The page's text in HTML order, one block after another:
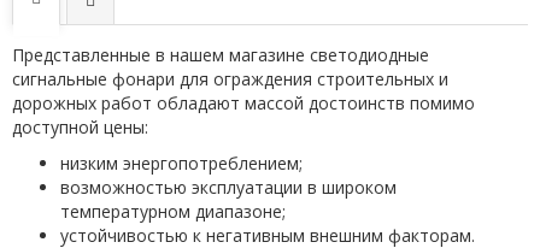
Представленные в нашем магазине светодиодные
сигнальные фонари для ограждения строительных и
дорожных работ обладают массой достоинств помимо
доступной цены:
низким энергопотреблением;
возможностью эксплуатации в широком
температурном диапазоне;
устойчивостью к негативным внешним факторам.